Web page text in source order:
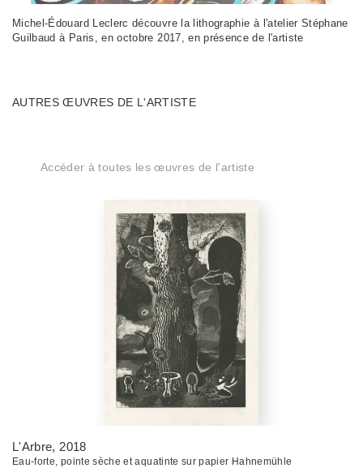
Michel-Édouard Leclerc découvre la lithographie à l'atelier Stéphane
Guilbaud à Paris, en octobre 2017, en présence de l'artiste
AUTRES ŒUVRES DE L'ARTISTE
Accéder à toutes les œuvres de l'artiste
L'Arbre, 2018
Eau-forte, pointe sèche et aquatinte sur papier Hahnemühle